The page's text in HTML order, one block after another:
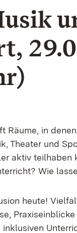
Räume, in
Theater und
aktiv
Wie
heute!